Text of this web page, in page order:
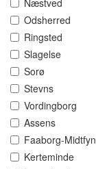
Næstved
Odsherred
Ringsted
Slagelse
Sorø
Stevns
Vordingborg
Assens
Faaborg-Midtfyn
Kerteminde